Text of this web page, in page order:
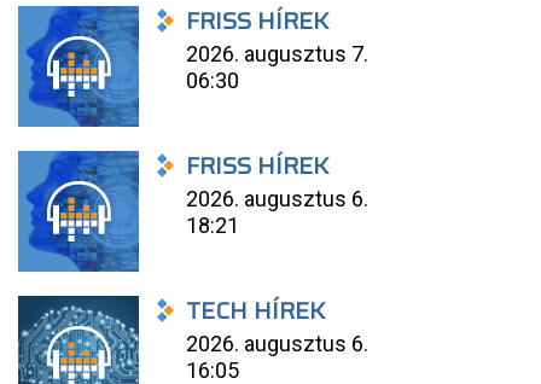
FRISS HÍREK
2026. augusztus 7.
06:30
FRISS HÍREK
2026. augusztus 6.
18:21
TECH HÍREK
2026. augusztus 6.
16:05